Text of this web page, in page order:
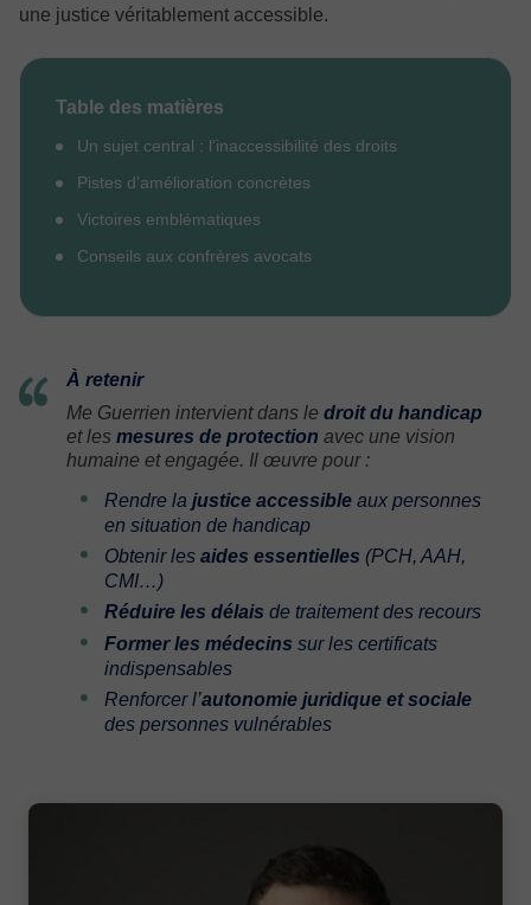
une justice véritablement accessible.
Table des matières
Un sujet central : l’inaccessibilité des droits
Pistes d’amélioration concrètes
Victoires emblématiques
Conseils aux confrères avocats
À retenir
Me Guerrien intervient dans le droit du handicap
et les mesures de protection avec une vision
humaine et engagée. Il œuvre pour :
Rendre la justice accessible aux personnes
en situation de handicap
Obtenir les aides essentielles (PCH, AAH,
CMI…)
Réduire les délais de traitement des recours
Former les médecins sur les certificats
indispensables
Renforcer l’autonomie juridique et sociale
des personnes vulnérables